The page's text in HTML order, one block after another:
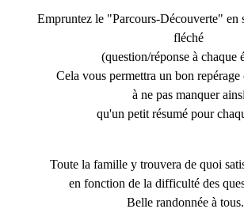
Empruntez le "Parcours-Découverte" en
fléché
(question/réponse à chaque
Cela vous permettra un bon repérage
à ne pas manquer ainsi
qu'un petit résumé pour
Toute la famille y trouvera de quoi
en fonction de la difficulté des
Belle randonnée à